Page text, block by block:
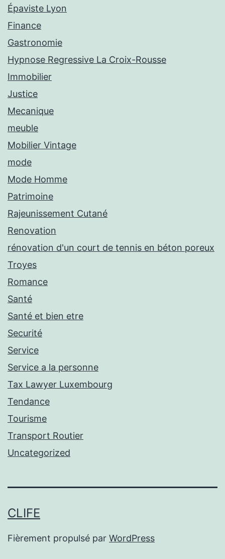
Épaviste Lyon
Finance
Gastronomie
Hypnose Regressive La Croix-Rousse
Immobilier
Justice
Mecanique
meuble
Mobilier Vintage
mode
Mode Homme
Patrimoine
Rajeunissement Cutané
Renovation
rénovation d'un court de tennis en béton poreux
Troyes
Romance
Santé
Santé et bien etre
Securité
Service
Service a la personne
Tax Lawyer Luxembourg
Tendance
Tourisme
Transport Routier
Uncategorized
CLIFE
Fièrement propulsé par WordPress